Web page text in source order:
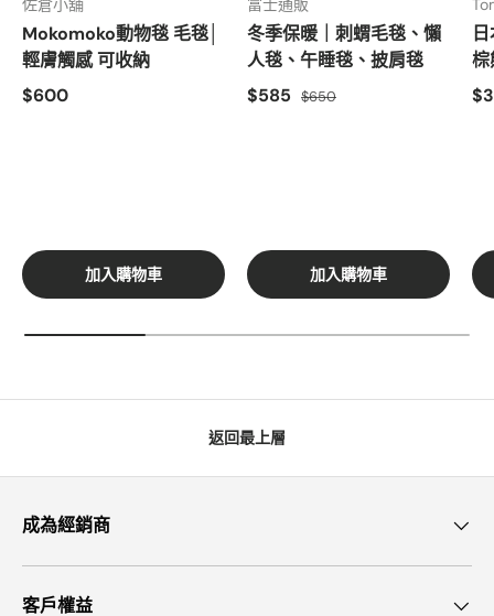
佐倉小舖
Mokomoko動物毯 毛毯│
輕膚觸感 可收納
$600
加入購物車
富士通販
冬季保暖｜刺蝟毛毯、懶
人毯、午睡毯、披肩毯
$585 $650
加入購物車
棕
返回最上層
成為經銷商
客戶權益